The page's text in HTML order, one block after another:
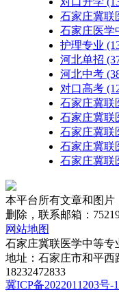
石家庄冀联
石家庄医学
护理专业
河北单招
河北中考
对口高考
石家庄冀联
石家庄冀联
石家庄冀联
石家庄冀联
石家庄冀联
本平台所有文章和图
删除，联系邮箱：
网站地图
石家庄冀联医学中等专
地址：石家庄市和平西
18232472833
冀ICP备2022011203号-1